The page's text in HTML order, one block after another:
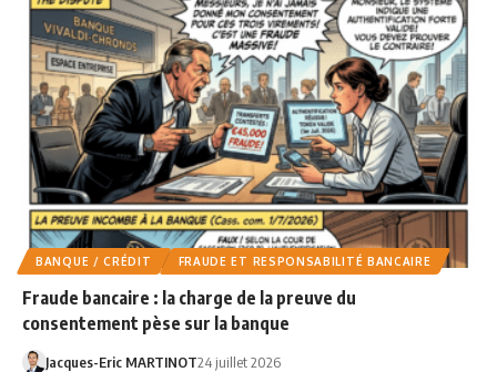
BANQUE / CRÉDIT FRAUDE ET RESPONSABILITÉ BANCAIRE
Fraude bancaire : la charge de la preuve du
consentement pèse sur la banque
Jacques-Eric MARTINOT24 juillet 2026